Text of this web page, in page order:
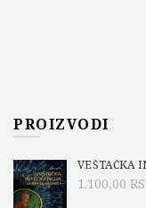
PROIZVODI
VEŠTAČKA
1.100,00